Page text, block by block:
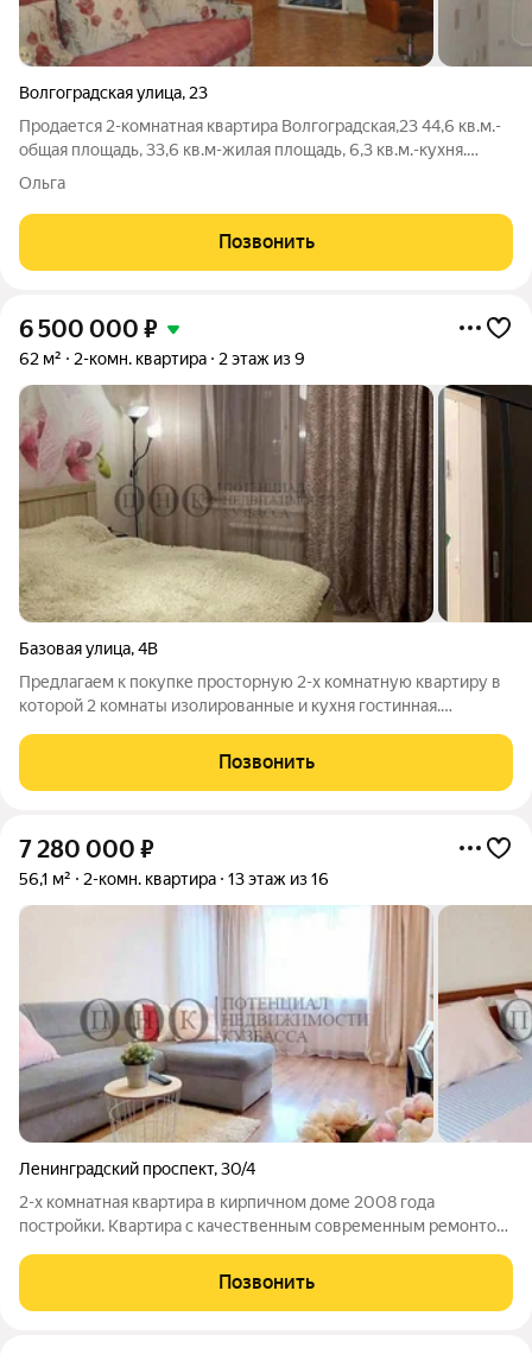
Волгоградская улица, 23
Продается 2-комнатная квартира Волгоградская,23 44,6 кв.м.-
общая площадь, 33,6 кв.м-жилая площадь, 6,3 кв.м.-кухня.
Комнаты: 20,3 кв.м; 13,3 кв.м; санузел совмещеный 2,8 кв.м.
панельного дома 1965
Ольга
Позвонить
6 500 000 ₽
62 м² 2-комн. квартира 2 этаж из 9
Базовая улица,4В
Предлагаем к покупке просторную 2-х комнатную квартиру в
которой 2 комнаты изолированные и кухня гостинная.
необходимая для жизни мебель: кухонный гарнитур,
холодильник, стиральная машинка,
Позвонить
7 280 000 ₽
56,1 м² 2-комн. квартира 13 этаж из 16
Ленинградский проспект,30/4
2-х комнатная квартира в кирпичном доме 2008 года
постройки. Квартира с качественным современным ремонтом
Отличная звуко и тепло изоляция квартиры. Дом оборудован
пассажирским и грузовым лифтами,
Позвонить